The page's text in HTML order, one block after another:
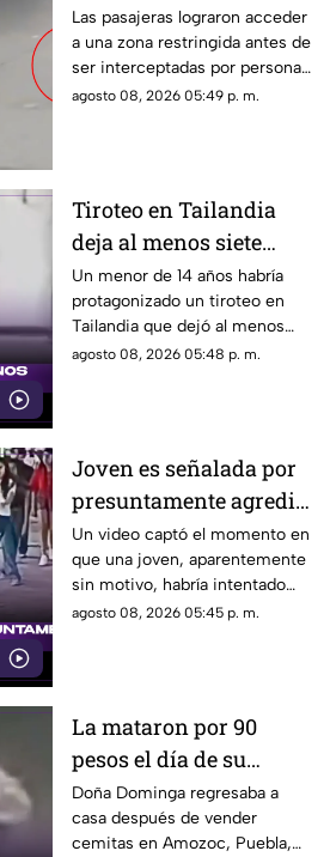
aeropuerto tras perder
su vuelo; autoridades
logran detenerlas
Las pasajeras lograron acceder
a una zona restringida antes de
ser interceptadas por personal
del aeropuerto.
agosto 08, 2026 05:49 p. m.
Tiroteo en Tailandia
deja al menos siete
muertos
Un menor de 14 años habría
protagonizado un tiroteo en
Tailandia que dejó al menos
siete personas muertas, entre
agosto 08, 2026 05:48 p. m.
Joven es señalada por
presuntamente agredir
a un pony en feria de
Pueblo Mágico
Un video captó el momento en
que una joven, aparentemente
sin motivo, habría intentado
agredir a un pequeño pony.
agosto 08, 2026 05:45 p. m.
La mataron por 90
pesos el día de su
cumpleaños; Este es el
caso de Doña Dominga
Doña Dominga regresaba a
casa después de vender
cemitas en Amozoc, Puebla,